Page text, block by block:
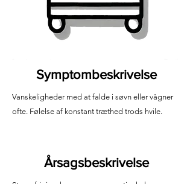
Symptombeskrivelse
Vanskeligheder med at falde i søvn eller vågner
ofte. Følelse af konstant træthed trods hvile.
Årsagsbeskrivelse